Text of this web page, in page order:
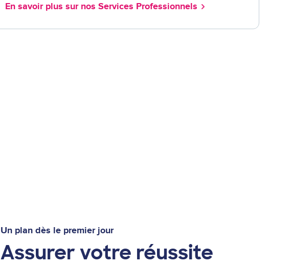
En savoir plus sur nos Services Professionnels
Un plan dès le premier jour
Assurer votre réussite